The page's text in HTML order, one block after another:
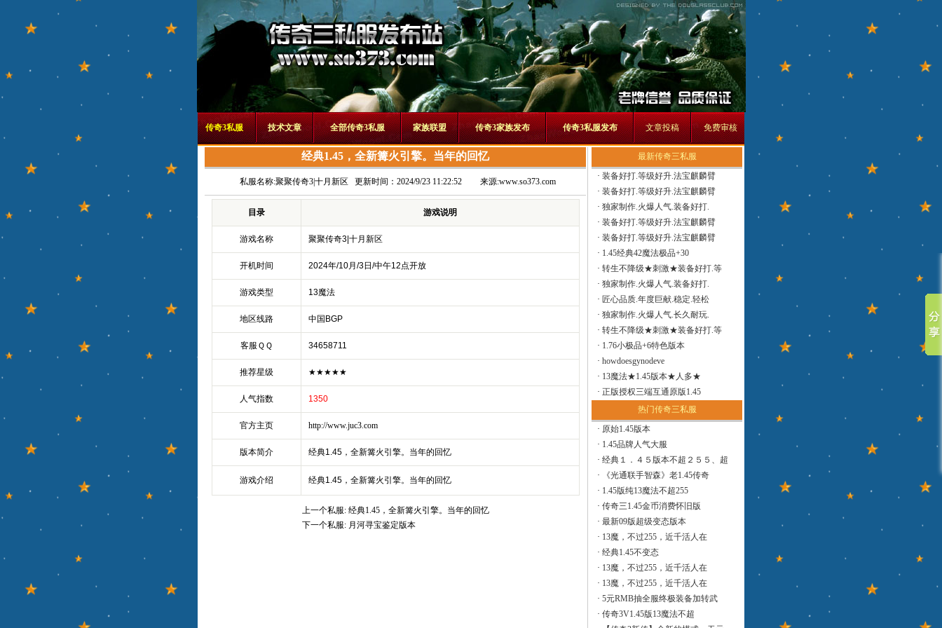
传奇3私服 技术文章 全部传奇3私服 家族联盟 传奇3家族发布 传奇3私服发布 文章投稿 免费审核
经典1.45，全新篝火引擎。当年的回忆
私服名称:聚聚传奇3|十月新区 更新时间：2024/9/23 11:22:52 来源:www.so373.com
目录 游戏说明
游戏名称 聚聚传奇3|十月新区
开机时间 2024年/10月/3日/中午12点开放
游戏类型 13魔法
地区线路 中国BGP
客服ＱＱ 34658711
推荐星级 ★★★★★
人气指数 1350
官方主页 http://www.juc3.com
版本简介 经典1.45，全新篝火引擎。当年的回忆
游戏介绍 经典1.45，全新篝火引擎。当年的回忆
上一个私服: 经典1.45，全新篝火引擎。当年的回忆
下一个私服: 月河寻宝鉴定版本
最新传奇三私服
· 装备好打.等级好升.法宝麒麟臂
· 装备好打.等级好升.法宝麒麟臂
· 独家制作.火爆人气.装备好打.
· 装备好打.等级好升.法宝麒麟臂
· 装备好打.等级好升.法宝麒麟臂
· 1.45经典42魔法极品+30
· 转生不降级★刺激★装备好打.等
· 独家制作.火爆人气.装备好打.
· 匠心品质.年度巨献.稳定.轻松
· 独家制作.火爆人气.长久耐玩.
· 转生不降级★刺激★装备好打.等
· 1.76小极品+6特色版本
· howdoesgynodeve
· 13魔法★1.45版本★人多★
· 正版授权三端互通原版1.45
热门传奇三私服
· 原始1.45版本
· 1.45品牌人气大服
· 经典１．４５版本不超２５５、超
·
《光通联手智森》老1.45传奇
· 1.45版纯13魔法不超255
· 传奇三1.45金币消费怀旧版
· 最新09版超级变态版本
· 13魔，不过255，近千活人在
· 经典1.45不变态
· 13魔，不过255，近千活人在
· 13魔，不过255，近千活人在
· 5元RMB抽全服终极装备加转武
· 传奇3V1.45版13魔法不超